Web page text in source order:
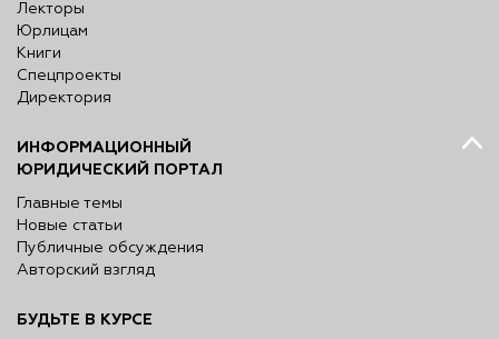
Лекторы
Юрлицам
Книги
Спецпроекты
Директория
ИНФОРМАЦИОННЫЙ
ЮРИДИЧЕСКИЙ ПОРТАЛ
Главные темы
Новые статьи
Публичные обсуждения
Авторский взгляд
БУДЬТЕ В КУРСЕ